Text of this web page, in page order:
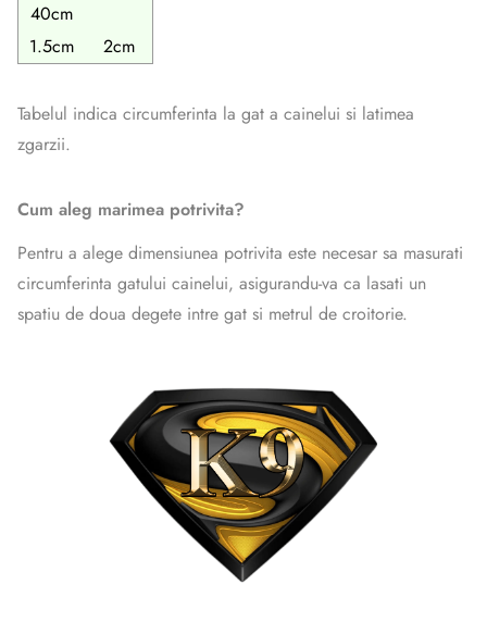
40cm
1.5cm 2cm
Tabelul indica circumferinta la gat a cainelui si latimea
zgarzii.
Cum aleg marimea potrivita?
Pentru a alege dimensiunea potrivita este necesar sa masurati
circumferinta gatului cainelui, asigurandu-va ca lasati un
spatiu de doua degete intre gat si metrul de croitorie.